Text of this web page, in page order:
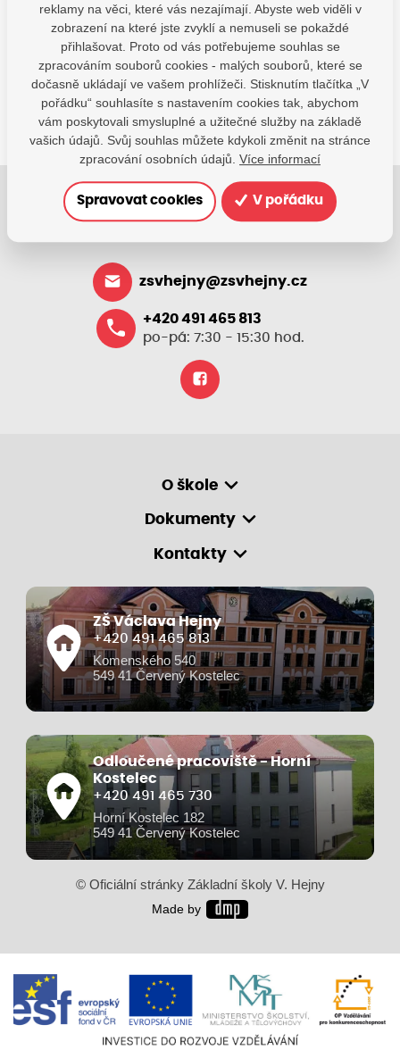
Máte dotazy?
Kontaktujte nás
SDÍLEJTE:
Jsme tu pro Vaše děti.
zsvhejny@zsvhejny.cz
+420 491 465 813
po-pá: 7:30 - 15:30 hod.
O škole
Dokumenty
Kontakty
ZŠ Václava Hejny
+420 491 465 813
Komenského 540
549 41 Červený Kostelec
Odloučené pracoviště - Horní
Kostelec
+420 491 465 730
Horní Kostelec 182
549 41 Červený Kostelec
© Oficiální stránky Základní školy V. Hejny
Made by
reklamy na věci, které vás nezajímají. Abyste web viděli v
zobrazení na které jste zvyklí a nemuseli se pokaždé
přihlašovat. Proto od vás potřebujeme souhlas se
zpracováním souborů cookies - malých souborů, které se
dočasně ukládají ve vašem prohlížeči. Stisknutím tlačítka „V
pořádku“ souhlasíte s nastavením cookies tak, abychom
vám poskytovali smysluplné a užitečné služby na základě
vašich údajů. Svůj souhlas můžete kdykoli změnit na stránce
zpracování osobních údajů. Více informací
Spravovat cookies V pořádku